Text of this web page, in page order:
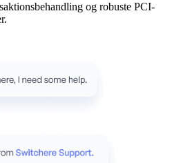
og robuste PCI-